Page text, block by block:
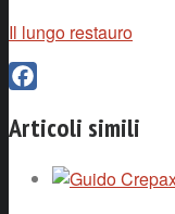
Il lungo restauro
Articoli simili